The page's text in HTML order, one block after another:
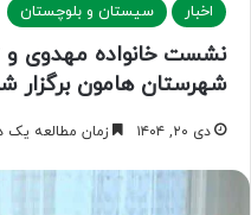
اخبار سیستان و بلوچستان
نشست خانواده مهدوی و
شهرستان هامون برگزار
دی ۲۰, ۱۴۰۴ زمان مطالعه یک